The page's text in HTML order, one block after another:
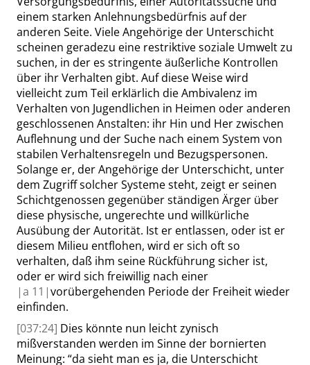
einem starken Anlehnungsbedürfnis auf der
anderen Seite. Viele Angehörige der Unterschicht
scheinen geradezu eine restriktive soziale Umwelt zu
suchen, in der es stringente äußerliche Kontrollen
über ihr Verhalten gibt. Auf diese Weise wird
vielleicht zum Teil erklärlich die Ambivalenz im
Verhalten von Jugendlichen in Heimen oder anderen
geschlossenen Anstalten: ihr Hin und Her zwischen
Auflehnung und der Suche nach einem System von
stabilen Verhaltensregeln und Bezugspersonen.
Solange er, der Angehörige der Unterschicht, unter
dem Zugriff solcher Systeme steht, zeigt er seinen
Schichtgenossen gegenüber ständigen Ärger über
diese physische, ungerechte und willkürliche
Ausübung der Autorität. Ist er entlassen, oder ist er
diesem Milieu entflohen, wird er sich oft so
verhalten, daß ihm seine Rückführung sicher ist,
oder er wird sich freiwillig nach einer
|a 11|vorübergehenden Periode der Freiheit wieder
einfinden.
[037:24] Dies könnte nun leicht zynisch
mißverstanden werden im Sinne der bornierten
Meinung: “da sieht man es ja, die Unterschicht